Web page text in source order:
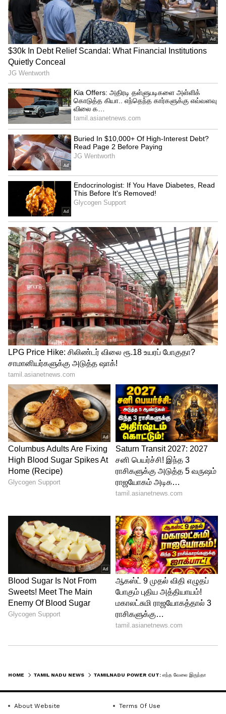
அதிர்ச்சி! சிலிண்டர் விலை ரூ.46 உயர்வு!
பெட்ரோல், டீசல் விலையும் ஏறுமுகம்!
3
6
Image Credit : Asianet News
தேனி
பெரம்பலூர்
அடைக்கம்பட்டி, அம்மாபாளையம்,
மேலபுலியூர், சத்திரமனை, கண்ணபாடி
மற்றும் சுற்றியுள்ள அனைத்து பகுதிகளில்
மின்தடை செய்யப்படும்.
தேனி
சின்னஓவுலாபுரம், முதலாபுரம்,
கன்னிசேர்வைப்பட்டி, எரசக்கநாயக்கனூர்
மற்றும் அதன் சுற்றுவட்டார பகுதிகள்
அடங்கும்.
4
6
Image Credit :Asianet News
திருச்சி
பி.மேட்டூர், கொப்பம்பட்டி,
பச்சைபுரம், வெங்கடாசலபுரம், குடிநீர்,
HOME TAMIL NADU NEWS
About Website Terms Of Use